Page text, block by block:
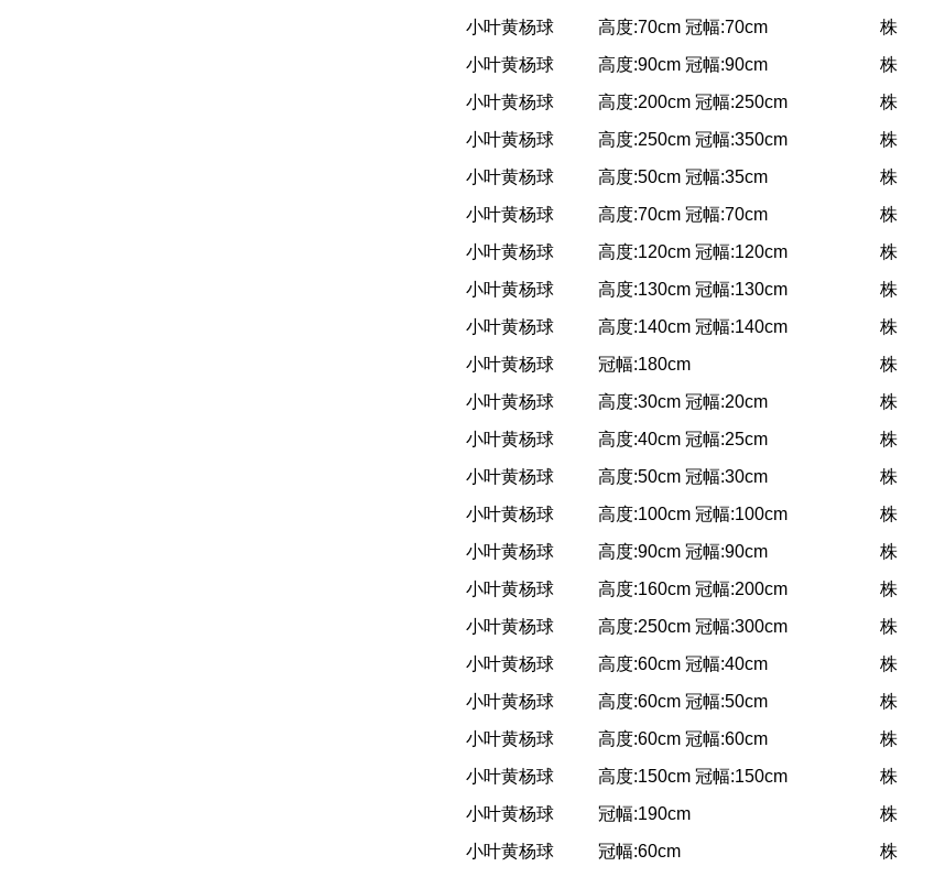
小叶黄杨球
高度:70cm 冠幅:70cm 株
小叶黄杨球
高度:90cm 冠幅:90cm 株
小叶黄杨球
高度:200cm 冠幅:250cm 株
小叶黄杨球
高度:250cm 冠幅:350cm 株
小叶黄杨球
高度:50cm 冠幅:35cm 株
小叶黄杨球 高度:70cm 冠幅:70cm 株
小叶黄杨球
高度:120cm 冠幅:120cm 株
小叶黄杨球
高度:130cm 冠幅:130cm 株
小叶黄杨球
高度:140cm 冠幅:140cm 株
小叶黄杨球
冠幅:180cm 株
小叶黄杨球
高度:30cm 冠幅:20cm 株
小叶黄杨球 高度:40cm 冠幅:25cm 株
小叶黄杨球
高度:50cm 冠幅:30cm 株
小叶黄杨球
高度:100cm 冠幅:100cm 株
小叶黄杨球
高度:90cm 冠幅:90cm 株
小叶黄杨球
高度:160cm 冠幅:200cm 株
小叶黄杨球
高度:250cm 冠幅:300cm 株
小叶黄杨球
高度:60cm 冠幅:40cm 株
小叶黄杨球 高度:60cm 冠幅:50cm 株
小叶黄杨球
高度:60cm 冠幅:60cm 株
小叶黄杨球
高度:150cm 冠幅:150cm 株
小叶黄杨球
冠幅:190cm 株
小叶黄杨球
冠幅:60cm 株